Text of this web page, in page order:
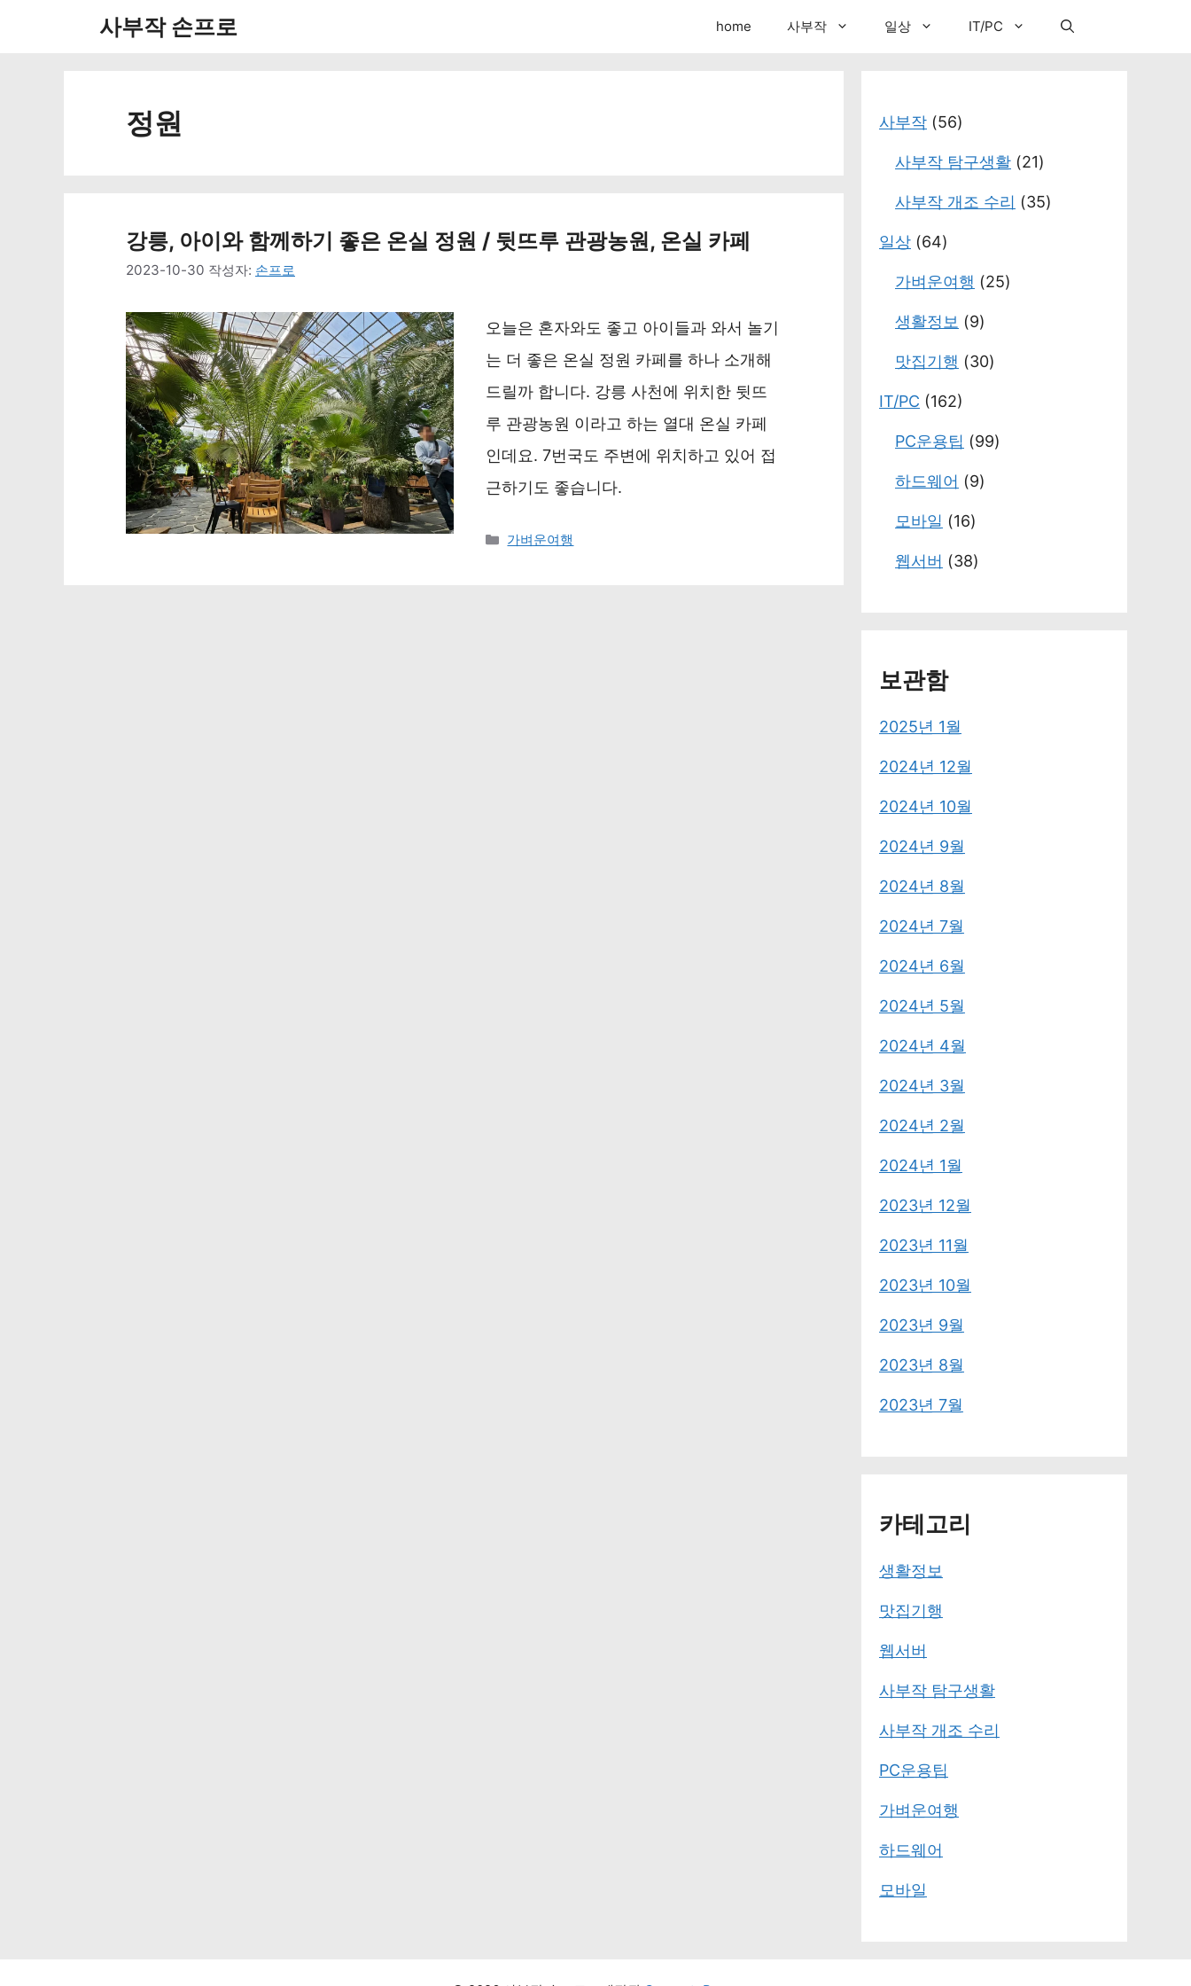
사부작 손프로 home 사부작 일상 IT/PC
정원
강릉, 아이와 함께하기 좋은 온실 정원 / 뒷뜨루 관광농원, 온실 카페
2023-10-30 작성자: 손프로
오늘은 혼자와도 좋고 아이들과 와서 놀기
는 더 좋은 온실 정원 카페를 하나 소개해
드릴까 합니다. 강릉 사천에 위치한 뒷뜨
루 관광농원 이라고 하는 열대 온실 카페
인데요. 7번국도 주변에 위치하고 있어 접
근하기도 좋습니다.
카
가벼운여행
사부작 (56)
사부작 탐구생활 (21)
사부작 개조 수리 (35)
일상 (64)
가벼운여행 (25)
생활정보 (9)
맛집기행 (30)
IT/PC (162)
PC운용팁 (99)
하드웨어 (9)
모바일 (16)
웹서버 (38)
보관함
2025년 1월
2024년 12월
2024년 10월
2024년 9월
2024년 8월
2024년 7월
2024년 6월
2024년 5월
2024년 4월
2024년 3월
2024년 2월
2024년 1월
2023년 12월
2023년 11월
2023년 10월
2023년 9월
2023년 8월
2023년 7월
카테고리
생활정보
맛집기행
웹서버
사부작 탐구생활
사부작 개조 수리
PC운용팁
가벼운여행
하드웨어
모바일